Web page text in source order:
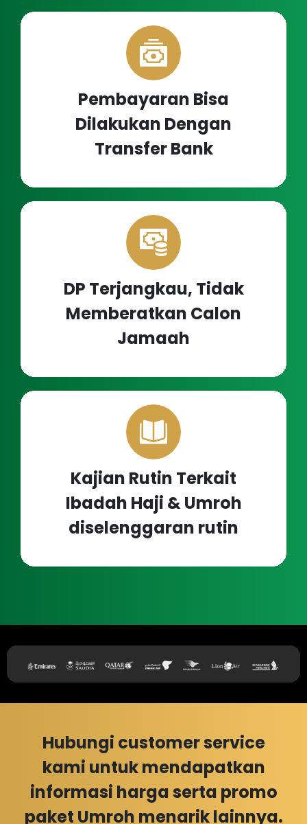
Pembayaran Bisa
Dilakukan Dengan
Transfer Bank
DP Terjangkau, Tidak
Memberatkan Calon
Jamaah
Kajian Rutin Terkait
Ibadah Haji & Umroh
diselenggaran rutin
Hubungi customer service
kami untuk mendapatkan
informasi harga serta promo
paket Umroh menarik lainnya.